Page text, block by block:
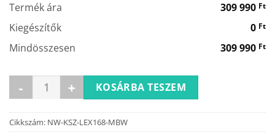
Termék ára 309 990 Ft
Kiegészítők 0 Ft
Mindösszesen 309 990 Ft
LEXIE matt b&w szabadonálló kád 167,6x73 mennyiség
KOSÁRBA TESZEM
Cikkszám: NW-KSZ-LEX168-MBW